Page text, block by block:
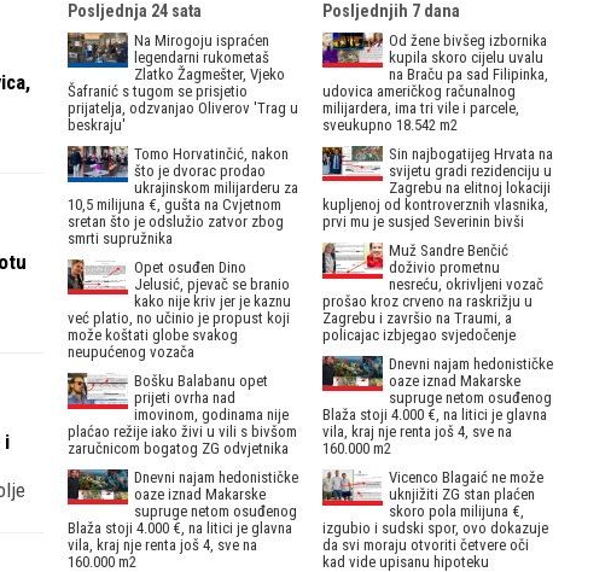
i
Posljednja 24 sata
Na Mirogoju ispraćen
legendarni rukometaš
Zlatko Žagmešter, Vjeko
Šafranić s tugom se prisjetio
prijatelja, odzvanjao Oliverov 'Trag u
beskraju'
Tomo Horvatinčić, nakon
što je dvorac prodao
ukrajinskom milijarderu za
10,5 milijuna €, gušta na Cvjetnom
sretan što je odslužio zatvor zbog
smrti supružnika
Opet osuđen Dino
Jelusić, pjevač se branio
kako nije kriv jer je kaznu
već platio, no učinio je propust koji
može koštati globe svakog
neupućenog vozača
Bošku Balabanu opet
prijeti ovrha nad
imovinom, godinama nije
plaćao režije iako živi u vili s bivšom
zaručnicom bogatog ZG odvjetnika
Dnevni najam hedonističke
oaze iznad Makarske
supruge netom osuđenog
Blaža stoji 4.000 €, na litici je glavna
vila, kraj nje renta još 4, sve na
160.000 m2
Posljednjih 7 dana
Od žene bivšeg izbornika
kupila skoro cijelu uvalu
na Braču pa sad Filipinka,
udovica američkog računalnog
milijardera, ima tri vile i parcele,
sveukupno 18.542 m2
Sin najbogatijeg Hrvata na
svijetu gradi rezidenciju u
Zagrebu na elitnoj lokaciji
kupljenoj od kontroverznih vlasnika,
prvi mu je susjed Severinin bivši
Muž Sandre Benčić
doživio prometnu
nesreću, okrivljeni vozač
prošao kroz crveno na raskrižju u
Zagrebu i završio na Traumi, a
policajac izbjegao svjedočenje
Dnevni najam hedonističke
oaze iznad Makarske
supruge netom osuđenog
Blaža stoji 4.000 €, na litici je glavna
vila, kraj nje renta još 4, sve na
160.000 m2
Vicenco Blagaić ne može
uknjižiti ZG stan plaćen
skoro pola milijuna €,
izgubio i sudski spor, ovo dokazuje
da svi moraju otvoriti četvere oči
kad vide upisanu hipoteku